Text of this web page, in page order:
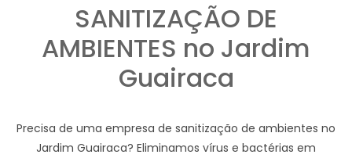
SANITIZAÇÃO DE
AMBIENTES no Jardim
Guairaca
Precisa de uma empresa de sanitização de ambientes no
Jardim Guairaca? Eliminamos vírus e bactérias em